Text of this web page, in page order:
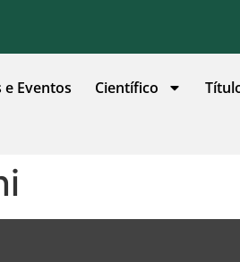
e Eventos Científico